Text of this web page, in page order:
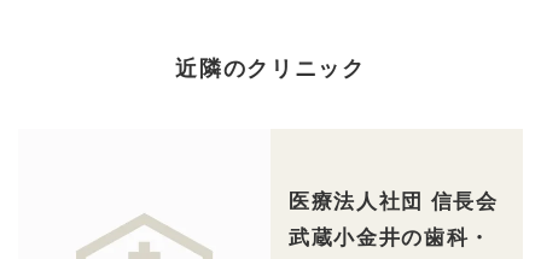
近隣のクリニック
医療法人社団 信長会
武蔵小金井の歯科・